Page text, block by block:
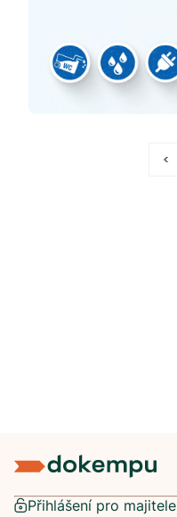
<
Přihlášení pro majitele